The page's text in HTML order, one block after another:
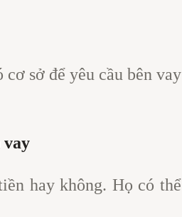
sở để yêu cầu bên vay
vay
hay không. Họ có thể